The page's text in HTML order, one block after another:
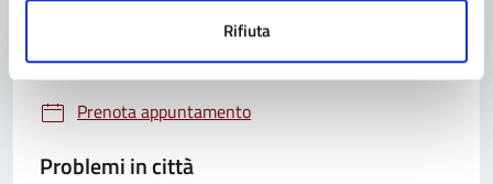
Rifiuta
Leggi le domande frequenti
Richiedi assistenza
Prenota appuntamento
Problemi in città